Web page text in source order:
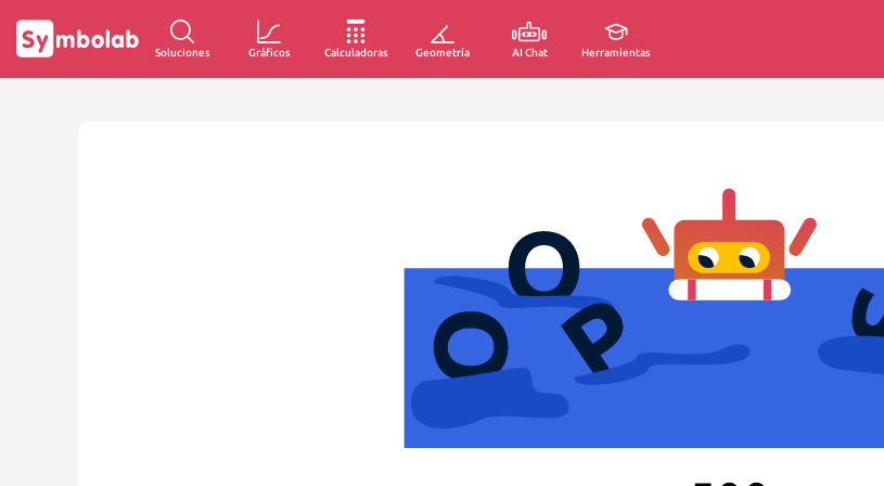
Soluciones Gráficos Calculadoras Geometría AI Chat Herramientas